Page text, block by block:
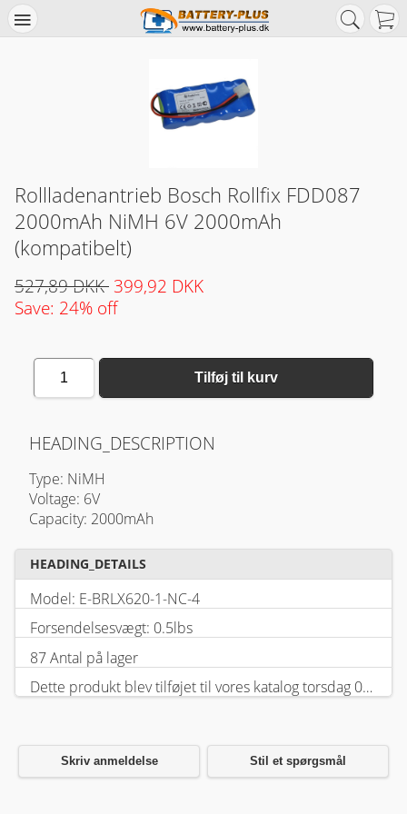
Rollladenantrieb Bosch Rollfix FDD087
2000mAh NiMH 6V 2000mAh
(kompatibelt)
527,89 DKK 399,92 DKK
Save: 24% off
1 Tilføj til kurv
HEADING_DESCRIPTION
Type: NiMH
Voltage: 6V
Capacity: 2000mAh
HEADING_DETAILS
Model: E-BRLX620-1-NC-4
Forsendelsesvægt: 0.5lbs
87 Antal på lager
Dette produkt blev tilføjet til vores katalog torsdag 05 februar, 2026.
Skriv anmeldelse Stil et spørgsmål